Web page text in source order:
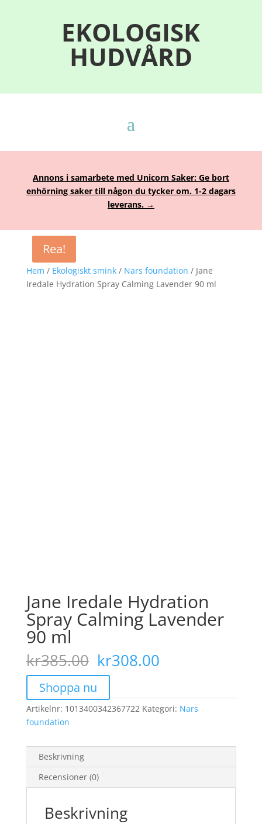
EKOLOGISK
HUDVÅRD
Annons i samarbete med Unicorn Saker: Ge bort
enhörning saker till någon du tycker om. 1-2 dagars
leverans. →
Hem / Ekologiskt smink/ Nars foundation / Jane
Iredale Hydration Spray Calming Lavender 90 ml
Rea!
Jane Iredale Hydration
Spray Calming Lavender
90 ml
kr385.00 Det
ursprungliga
priset
var:
kr385.00.
kr308.00Det
är:
kr308.00.
Shoppa nu
Artikelnr: 1013400342367722 Kategori: Nars
foundation
Beskrivning
Recensioner (0)
Beskrivning
Rea!